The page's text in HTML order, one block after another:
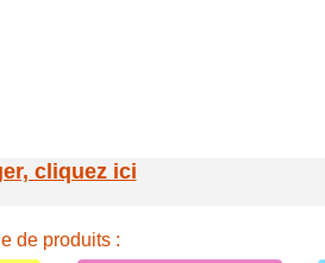
cliquez ici
de produits :